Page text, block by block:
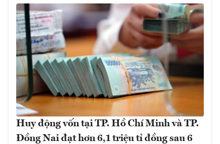
Huy động vốn tại TP. Hồ Chí Minh và TP.
Đồng Nai đạt hơn 6,1 triệu tỉ đồng sau 6